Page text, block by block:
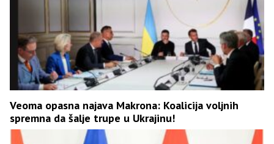
Veoma opasna najava Makrona: Koalicija voljnih
spremna da šalje trupe u Ukrajinu!